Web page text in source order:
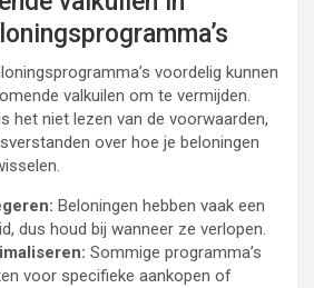
voordelig kunnen
valkuilen om te vermijden.
het niet lezen van de voorwaarden,
over hoe je beloningen
Beloningen hebben vaak een
dus houd bij wanneer ze verlopen.
Sommige programma’s
voor specifieke aankopen of